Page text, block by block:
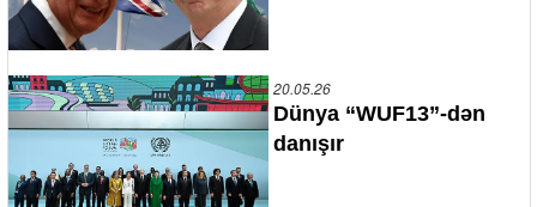
20.05.26
Dünya “WUF13”-dən
danışır